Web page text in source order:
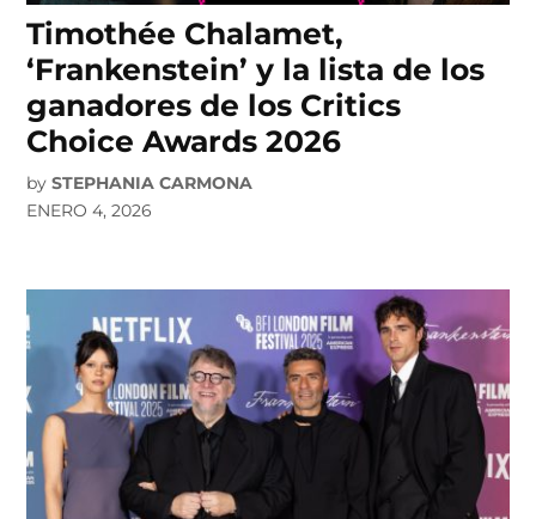
Timothée Chalamet,
‘Frankenstein’ y la lista de los
ganadores de los Critics
Choice Awards 2026
by STEPHANIA CARMONA
ENERO 4, 2026